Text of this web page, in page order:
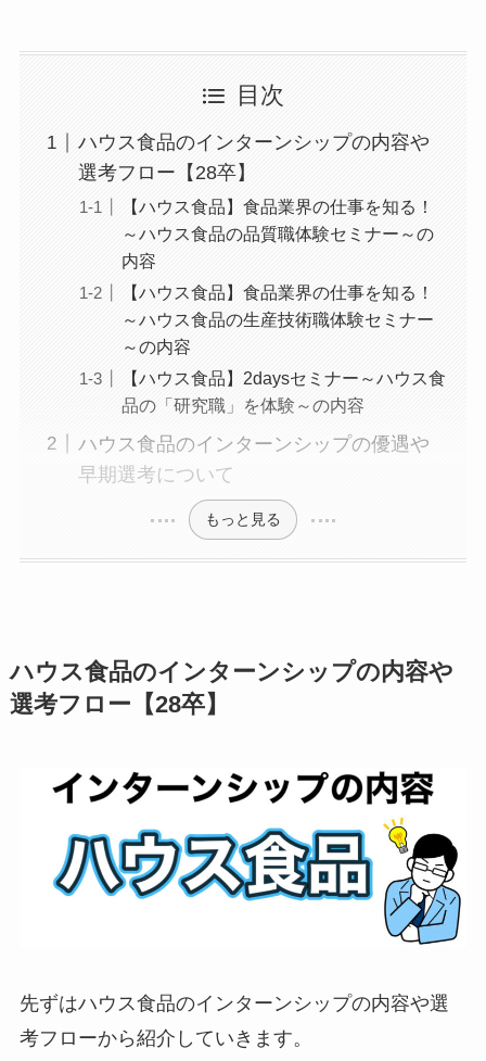
目次
ハウス食品のインターンシップの内容や
選考フロー【28卒】
【ハウス食品】食品業界の仕事を知る！
～ハウス食品の品質職体験セミナー～の
内容
【ハウス食品】食品業界の仕事を知る！
～ハウス食品の生産技術職体験セミナー
～の内容
【ハウス食品】2daysセミナー～ハウス食
品の「研究職」を体験～の内容
ハウス食品のインターンシップの優遇や
早期選考について
もっと見る
ハウス食品のインターンシップの内容や
選考フロー【28卒】
先ずはハウス食品のインターンシップの内容や選
考フローから紹介していきます。